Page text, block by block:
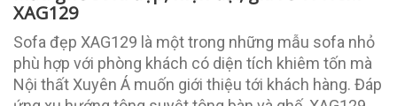
XAG129
Sofa đẹp XAG129 là một trong những mẫu sofa nhỏ
phù hợp với phòng khách có diện tích khiêm tốn mà
Nội thất Xuyên Á muốn giới thiệu tới khách hàng. Đáp